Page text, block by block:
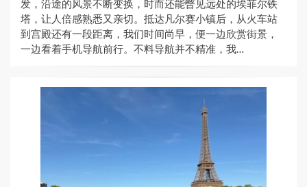
发，沿途的风景不断变换，时而还能瞥见远处的埃菲尔铁
塔，让人倍感熟悉又亲切。抵达凡尔赛小镇后，从火车站
到宫殿还有一段距离，我们时间尚早，便一边欣赏街景，
一边看着手机导航前行。不料导航并不精准，我…